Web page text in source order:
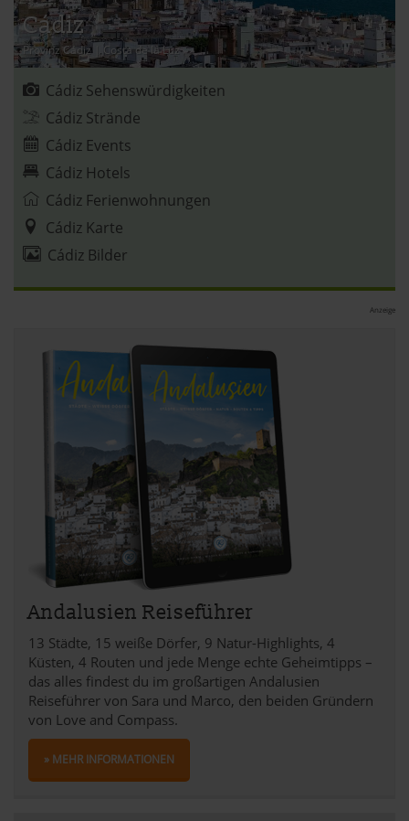
verbessern und wirtschaftlich zu betreiben. Du kannst in
den Einsatz der nicht notwendigen Cookies mit dem Klick
auf die Schaltfläche »Akzeptieren« einwilligen oder dich
per Klick auf »Anpassen« anders entscheiden. Die
Einwilligung umfasst alle vorausgewählten, bzw. von dir
jederzeit aufrufen und Cookies auch nachträglich
jederzeit abwählen. Weitere Hinweise zu den
verwendeten Verfahren und Begrifflichkeiten (z.B.
»Cookies«, »Marketing« und »Statistik«) erhältst du in
Datenschutzerklärung|Impressum
Cádiz
Provinz Cádiz|Costa de la Luz
Cádiz Sehenswürdigkeiten
Cádiz Strände
Cádiz Events
Cádiz Hotels
Cádiz Ferienwohnungen
Cádiz Karte
Cádiz Bilder
Anzeige
Andalusien Reiseführer
13 Städte, 15 weiße Dörfer, 9 Natur-Highlights, 4
Küsten, 4 Routen und jede Menge echte Geheimtipps –
das alles findest du im großartigen Andalusien
Reiseführer von Sara und Marco, den beiden Gründern
von Love and Compass.
» MEHR INFORMATIONEN